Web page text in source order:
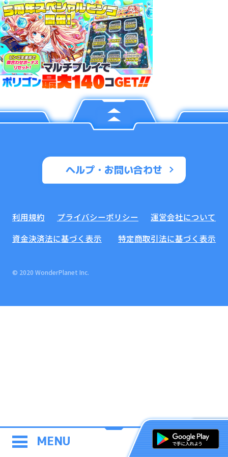
MENU
ヘルプ・お問い合わせ
利用規約 プライバシーポリシー
運営会社について
資金決済法に基づく表示
特定商取引法に基づく表示
© 2020 WonderPlanet Inc.